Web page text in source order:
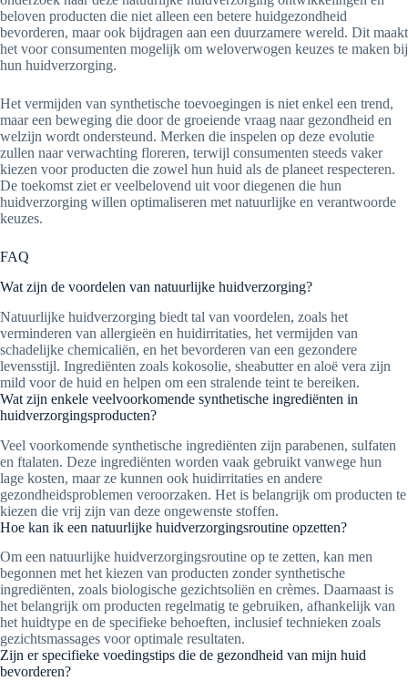
beloven producten die niet alleen een betere huidgezondheid
bevorderen, maar ook bijdragen aan een duurzamere wereld. Dit maakt
het voor consumenten mogelijk om weloverwogen keuzes te maken bij
hun huidverzorging.
Het vermijden van synthetische toevoegingen is niet enkel een trend,
maar een beweging die door de groeiende vraag naar gezondheid en
welzijn wordt ondersteund. Merken die inspelen op deze evolutie
zullen naar verwachting floreren, terwijl consumenten steeds vaker
kiezen voor producten die zowel hun huid als de planeet respecteren.
De toekomst ziet er veelbelovend uit voor diegenen die hun
huidverzorging willen optimaliseren met natuurlijke en verantwoorde
keuzes.
FAQ
Wat zijn de voordelen van natuurlijke huidverzorging?
Natuurlijke huidverzorging biedt tal van voordelen, zoals het
verminderen van allergieën en huidirritaties, het vermijden van
schadelijke chemicaliën, en het bevorderen van een gezondere
levensstijl. Ingrediënten zoals kokosolie, sheabutter en aloë vera zijn
mild voor de huid en helpen om een stralende teint te bereiken.
Wat zijn enkele veelvoorkomende synthetische ingrediënten in
huidverzorgingsproducten?
Veel voorkomende synthetische ingrediënten zijn parabenen, sulfaten
en ftalaten. Deze ingrediënten worden vaak gebruikt vanwege hun
lage kosten, maar ze kunnen ook huidirritaties en andere
gezondheidsproblemen veroorzaken. Het is belangrijk om producten te
kiezen die vrij zijn van deze ongewenste stoffen.
Hoe kan ik een natuurlijke huidverzorgingsroutine opzetten?
Om een natuurlijke huidverzorgingsroutine op te zetten, kan men
begonnen met het kiezen van producten zonder synthetische
ingrediënten, zoals biologische gezichtsoliën en crèmes. Daarnaast is
het belangrijk om producten regelmatig te gebruiken, afhankelijk van
het huidtype en de specifieke behoeften, inclusief technieken zoals
gezichtsmassages voor optimale resultaten.
Zijn er specifieke voedingstips die de gezondheid van mijn huid
bevorderen?